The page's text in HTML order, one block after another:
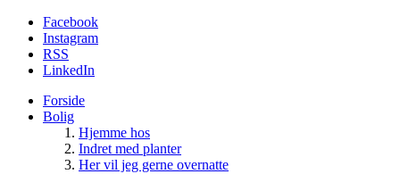
Facebook
Instagram
RSS
LinkedIn
Forside
Bolig
Hjemme hos
Indret med planter
Her vil jeg gerne overnatte